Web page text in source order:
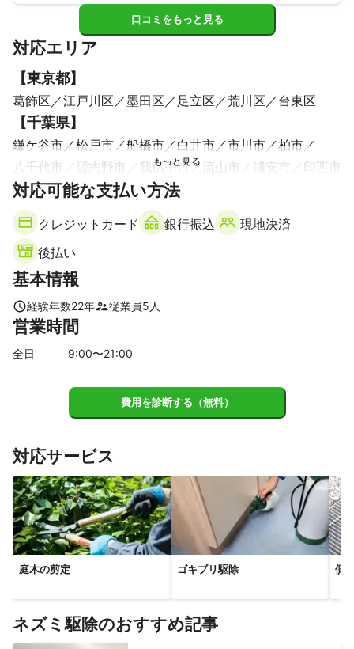
口コミをもっと見る
対応エリア
【東京都】
葛飾区 江戸川区 墨田区 足立区 荒川区 台東区
【千葉県】
鎌ケ谷市 松戸市 船橋市 白井市 市川市
柏市
八千代市
習志野市 我孫子市 流山市 浦安市 印西市
【埼玉県】
三郷市 吉川市
【茨城県】
取手市 守谷市
対応可能な支払い方法
クレジットカード 銀行振込
現地決済
後払い
基本情報
経験年数22年 従業員5 人
営業時間
全日 9:00〜21:00
費用を診断する（無料）
対応サービス
庭木の剪定 ゴキブリ駆除 側
ネズミ駆除のおすすめ記事